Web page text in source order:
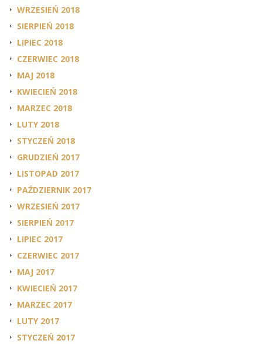
WRZESIEŃ 2018
SIERPIEŃ 2018
LIPIEC 2018
CZERWIEC 2018
MAJ 2018
KWIECIEŃ 2018
MARZEC 2018
LUTY 2018
STYCZEŃ 2018
GRUDZIEŃ 2017
LISTOPAD 2017
PAŹDZIERNIK 2017
WRZESIEŃ 2017
SIERPIEŃ 2017
LIPIEC 2017
CZERWIEC 2017
MAJ 2017
KWIECIEŃ 2017
MARZEC 2017
LUTY 2017
STYCZEŃ 2017